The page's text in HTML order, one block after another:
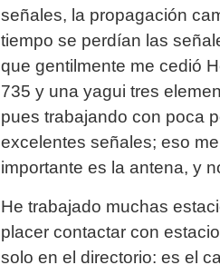
señales, la propagación
tiempo se perdían las
que gentilmente me cedió
735 y una yagui tres
pues trabajando con poca
excelentes señales; eso
importante es la antena, y
He trabajado muchas
placer contactar con
solo en el directorio: es el